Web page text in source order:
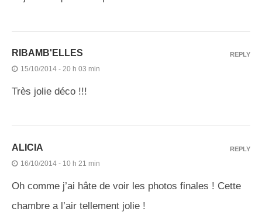
RIBAMB'ELLES
15/10/2014 - 20 h 03 min
Très jolie déco !!!
REPLY
ALICIA
16/10/2014 - 10 h 21 min
Oh comme j’ai hâte de voir les photos finales ! Cette
chambre a l’air tellement jolie !
REPLY